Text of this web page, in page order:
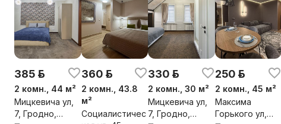
385 р.
2 комн., 44 м²
Мицкевича ул,
7, Гродно,
360 р.
2 комн., 43.8
м²
Социалистичес
330 р.
2 комн., 30 м²
Мицкевича ул,
7, Гродно,
250 р.
2 комн., 45 м²
Максима
Горького ул,